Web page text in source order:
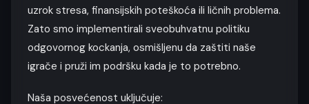
uzrok stresa, finansijskih poteškoća ili ličnih problema.
Zato smo implementirali sveobuhvatnu politiku
odgovornog kockanja, osmišljenu da zaštiti naše
igrače i pruži im podršku kada je to potrebno.
Naša posvećenost uključuje: